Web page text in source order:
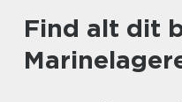
Find alt dit